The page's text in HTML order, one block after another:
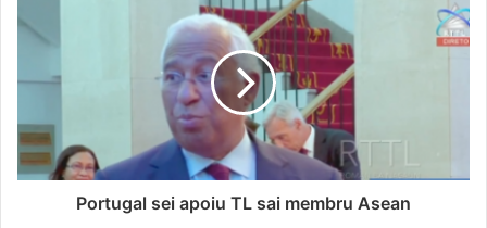
Portugal sei apoiu TL sai membru Asean